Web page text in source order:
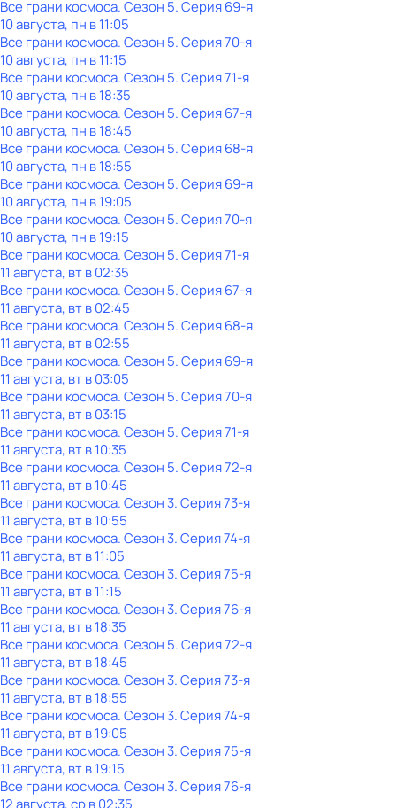
Все грани космоса. Сезон 5. Серия 69-я
10 августа, пн в 11:05
Все грани космоса. Сезон 5. Серия 70-я
10 августа, пн в 11:15
Все грани космоса. Сезон 5. Серия 71-я
10 августа, пн в 18:35
Все грани космоса. Сезон 5. Серия 67-я
10 августа, пн в 18:45
Все грани космоса. Сезон 5. Серия 68-я
10 августа, пн в 18:55
Все грани космоса. Сезон 5. Серия 69-я
10 августа, пн в 19:05
Все грани космоса. Сезон 5. Серия 70-я
10 августа, пн в 19:15
Все грани космоса. Сезон 5. Серия 71-я
11 августа, вт в 02:35
Все грани космоса. Сезон 5. Серия 67-я
11 августа, вт в 02:45
Все грани космоса. Сезон 5. Серия 68-я
11 августа, вт в 02:55
Все грани космоса. Сезон 5. Серия 69-я
11 августа, вт в 03:05
Все грани космоса. Сезон 5. Серия 70-я
11 августа, вт в 03:15
Все грани космоса. Сезон 5. Серия 71-я
11 августа, вт в 10:35
Все грани космоса. Сезон 5. Серия 72-я
11 августа, вт в 10:45
Все грани космоса. Сезон 3. Серия 73-я
11 августа, вт в 10:55
Все грани космоса. Сезон 3. Серия 74-я
11 августа, вт в 11:05
Все грани космоса. Сезон 3. Серия 75-я
11 августа, вт в 11:15
Все грани космоса. Сезон 3. Серия 76-я
11 августа, вт в 18:35
Все грани космоса. Сезон 5. Серия 72-я
11 августа, вт в 18:45
Все грани космоса. Сезон 3. Серия 73-я
11 августа, вт в 18:55
Все грани космоса. Сезон 3. Серия 74-я
11 августа, вт в 19:05
Все грани космоса. Сезон 3. Серия 75-я
11 августа, вт в 19:15
Все грани космоса. Сезон 3. Серия 76-я
12 августа, ср в 02:35